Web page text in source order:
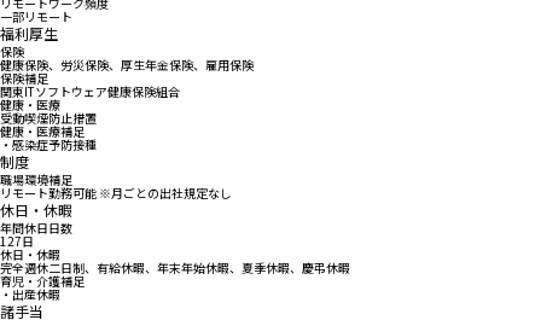
一部リモート
福利厚生
保険
健康保険、労災保険、厚生年金保険、雇用保険
保険補足
関東ITソフトウェア健康保険組合
健康・医療
受動喫煙防止措置
健康・医療補足
・感染症予防接種
制度
職場環境補足
リモート勤務可能 ※月ごとの出社規定なし
休日・休暇
年間休日日数
127日
休日・休暇
完全週休二日制、有給休暇、年末年始休暇、夏季休暇、慶弔休暇
育児・介護補足
・出産休暇
諸手当